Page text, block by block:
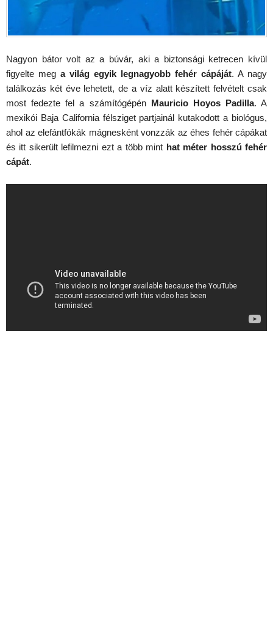
Nagyon bátor volt az a búvár, aki a biztonsági ketrecen kívül
figyelte meg a világ egyik legnagyobb fehér cápáját. A nagy
találkozás két éve lehetett, de a víz alatt készített felvételt csak
most fedezte fel a számítógépén Mauricio Hoyos Padilla. A
mexikói Baja California félsziget partjainál kutakodott a biológus,
ahol az elefántfókák mágnesként vonzzák az éhes fehér cápákat
és itt sikerült lefilmezni ezt a több mint hat méter hosszú fehér
cápát.